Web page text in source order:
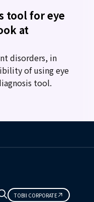
tool for eye
at
disorders, in
of using eye
tool.
TOBII CORPORATE